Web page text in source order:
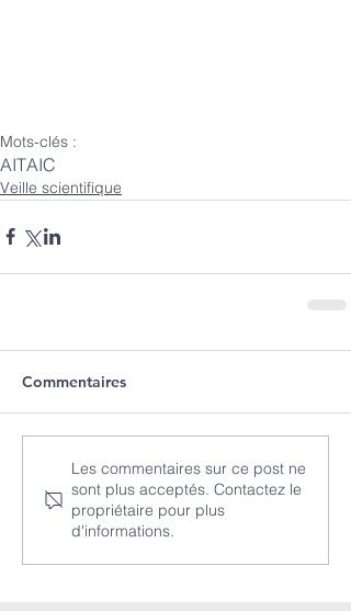
Mots-clés :
AITAIC
Veille scientifique
Commentaires
Les commentaires sur ce post ne
sont plus acceptés. Contactez le
propriétaire pour plus
d'informations.